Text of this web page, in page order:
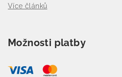
Více článků
Možnosti platby